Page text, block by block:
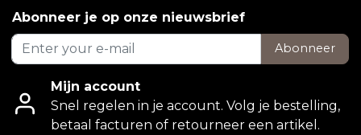
Abonneer je op onze nieuwsbrief
Abonneer
Mijn account
Snel regelen in je account. Volg je bestelling,
betaal facturen of retourneer een artikel.